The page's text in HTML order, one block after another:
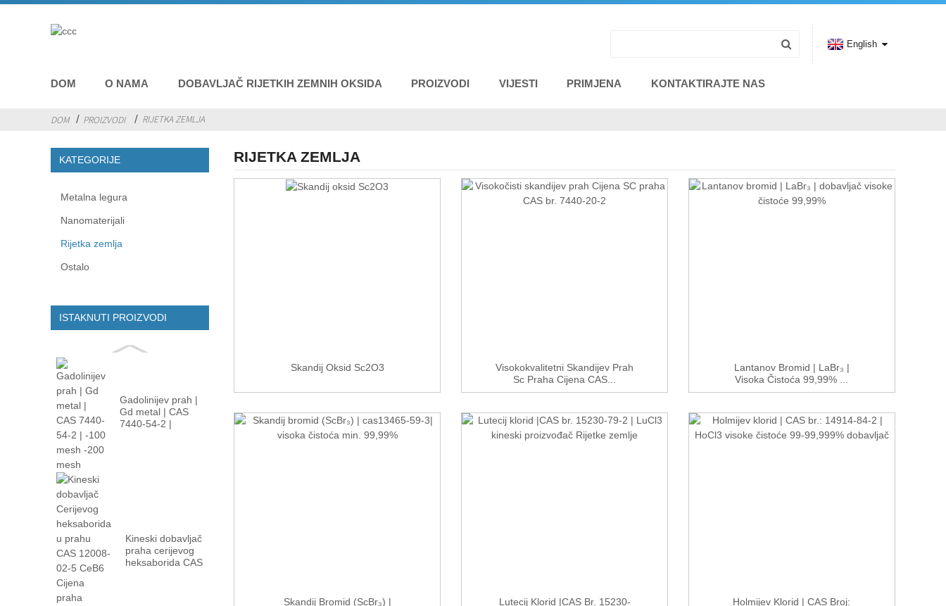
DOM O NAMA DOBAVLJAČ RIJETKIH ZEMNIH OKSIDA PROIZVODI VIJESTI PRIMJENA KONTAKTIRAJTE NAS
English
DOM PROIZVODI RIJETKA ZEMLJA
KATEGORIJE
Metalna legura
Nanomaterijali
Rijetka zemlja
Ostalo
ISTAKNUTI PROIZVODI
Gadolinijev prah |
Gd metal | CAS
7440-54-2 |
Kineski dobavljač
praha cerijevog
heksaborida CAS
RIJETKA ZEMLJA
Skandij Oksid Sc2O3
Visokokvalitetni Skandijev Prah
Sc Praha Cijena CAS...
Lantanov Bromid | LaBr₃ |
Visoka Čistoća 99,99% ...
Skandij Bromid (ScBr₃) |
Lutecij Klorid |CAS Br. 15230-
Holmijev Klorid | CAS Broj: